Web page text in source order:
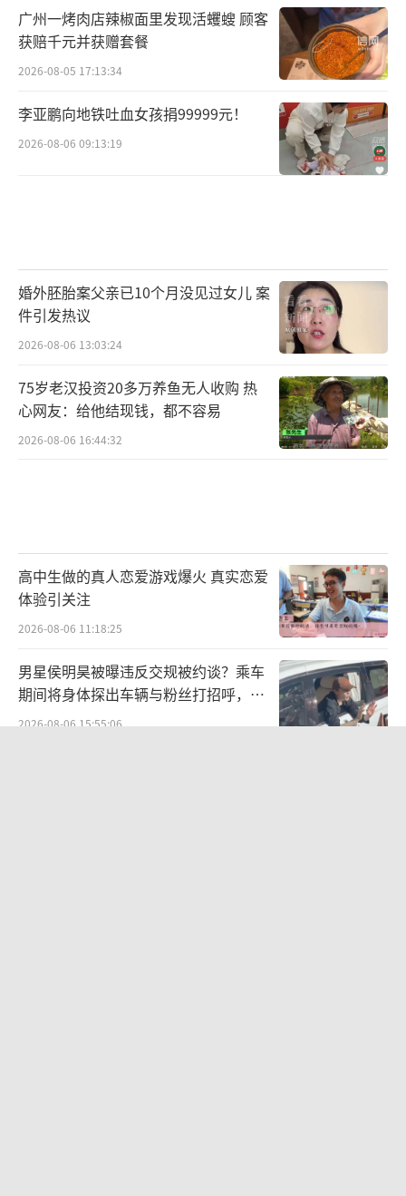
广州一烤肉店辣椒面里发现活蠼螋 顾客
获赔千元并获赠套餐
2026-08-05 17:13:34
李亚鹏向地铁吐血女孩捐99999元！
2026-08-06 09:13:19
婚外胚胎案父亲已10个月没见过女儿 案
件引发热议
2026-08-06 13:03:24
75岁老汉投资20多万养鱼无人收购 热
心网友：给他结现钱，都不容易
2026-08-06 16:44:32
高中生做的真人恋爱游戏爆火 真实恋爱
体验引关注
2026-08-06 11:18:25
男星侯明昊被曝违反交规被约谈？乘车
期间将身体探出车辆与粉丝打招呼，当
地交警回应
2026-08-06 15:55:06